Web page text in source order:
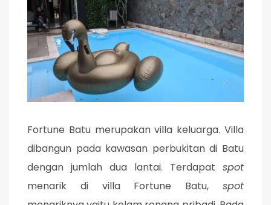
Fortune Batu merupakan villa keluarga. Villa
dibangun pada kawasan perbukitan di Batu
dengan jumlah dua lantai. Terdapat spot
menarik di villa Fortune Batu, spot